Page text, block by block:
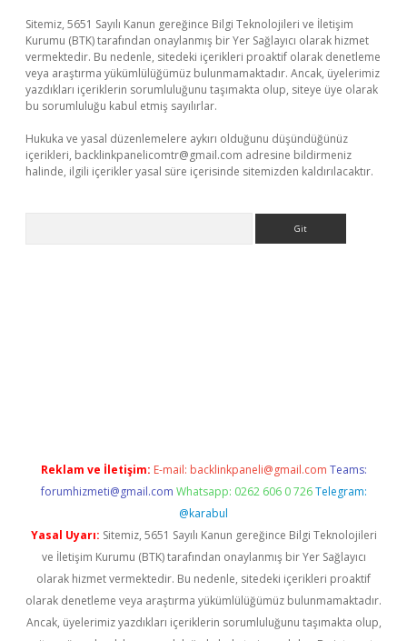
Sitemiz, 5651 Sayılı Kanun gereğince Bilgi Teknolojileri ve İletişim
Kurumu (BTK) tarafından onaylanmış bir Yer Sağlayıcı olarak hizmet
vermektedir. Bu nedenle, sitedeki içerikleri proaktif olarak denetleme
veya araştırma yükümlülüğümüz bulunmamaktadır. Ancak, üyelerimiz
yazdıkları içeriklerin sorumluluğunu taşımakta olup, siteye üye olarak
bu sorumluluğu kabul etmiş sayılırlar.
Hukuka ve yasal düzenlemelere aykırı olduğunu düşündüğünüz
içerikleri, backlinkpanelicomtr@gmail.com adresine bildirmeniz
halinde, ilgili içerikler yasal süre içerisinde sitemizden kaldırılacaktır.
Reklam ve İletişim: E-mail: backlinkpaneli@gmail.com Teams:
forumhizmeti@gmail.com Whatsapp: 0262 606 0 726 Telegram:
@karabul
Yasal Uyarı: Sitemiz, 5651 Sayılı Kanun gereğince Bilgi Teknolojileri
ve İletişim Kurumu (BTK) tarafından onaylanmış bir Yer Sağlayıcı
olarak hizmet vermektedir. Bu nedenle, sitedeki içerikleri proaktif
olarak denetleme veya araştırma yükümlülüğümüz bulunmamaktadır.
Ancak, üyelerimiz yazdıkları içeriklerin sorumluluğunu taşımakta olup,